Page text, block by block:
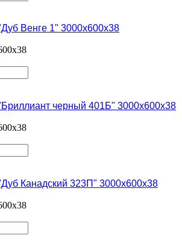
Венге 1" 3000х600х38
черный 401Б" 3000х600х38
Канадский 323П" 3000х600х38